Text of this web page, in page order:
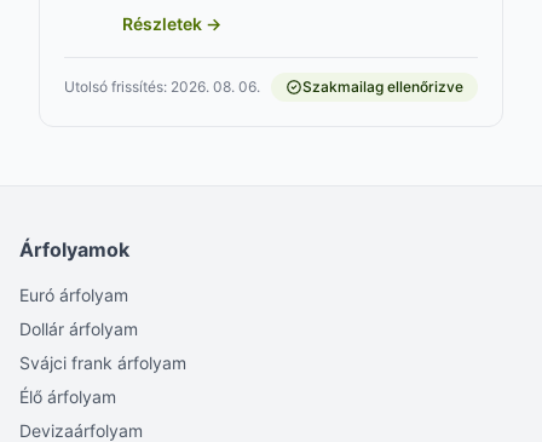
Részletek →
Utolsó frissítés: 2026. 08. 06. Szakmailag ellenőrizve
Árfolyamok
Euró árfolyam
Dollár árfolyam
Svájci frank árfolyam
Élő árfolyam
Devizaárfolyam